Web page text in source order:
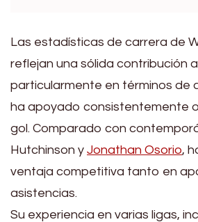
Las estadísticas de carrera de
reflejan una sólida contribución
particularmente en términos de
ha apoyado consistentemente
gol. Comparado con
Hutchinson y Jonathan Osorio,
ventaja competitiva tanto en
asistencias.
Su experiencia en varias ligas,